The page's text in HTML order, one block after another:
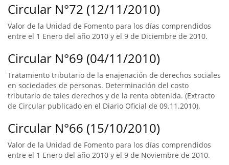
Circular N°72 (12/11/2010)
Valor de la Unidad de Fomento para los días comprendidos
entre el 1 Enero del año 2010 y el 9 de Diciembre de 2010.
Circular N°69 (04/11/2010)
Tratamiento tributario de la enajenación de derechos sociales
en sociedades de personas. Determinación del costo
tributario de tales derechos y de la renta obtenida. (Extracto
de Circular publicado en el Diario Oficial de 09.11.2010).
Circular N°66 (15/10/2010)
Valor de la Unidad de Fomento para los días comprendidos
entre el 1 Enero del año 2010 y el 9 de Noviembre de 2010.